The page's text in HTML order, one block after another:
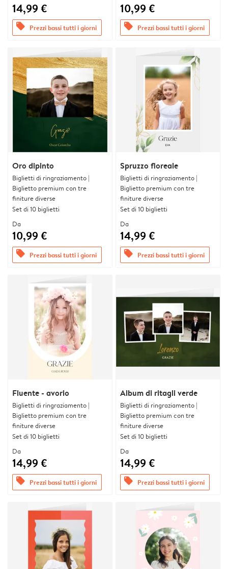
14,99 €
offers Prezzi bassi tutti i giorni
10,99 €
offers Prezzi bassi tutti i giorni
Oro dipinto
Biglietti di ringraziamento |
Biglietto premium con tre
finiture diverse
Set di 10 biglietti
Da
10,99 €
offers Prezzi bassi tutti i giorni
Spruzzo floreale
Biglietti di ringraziamento |
Biglietto premium con tre
finiture diverse
Set di 10 biglietti
Da
14,99 €
offers Prezzi bassi tutti i giorni
Fluente - avorio
Biglietti di ringraziamento |
Biglietto premium con tre
finiture diverse
Set di 10 biglietti
Da
14,99 €
offers Prezzi bassi tutti i giorni
Album di ritagli verde
Biglietti di ringraziamento |
Biglietto premium con tre
finiture diverse
Set di 10 biglietti
Da
14,99 €
offers Prezzi bassi tutti i giorni